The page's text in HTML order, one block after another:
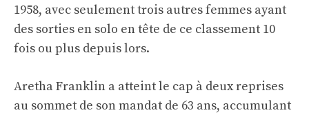
1958, avec seulement trois autres femmes ayant
des sorties en solo en tête de ce classement 10
fois ou plus depuis lors.
Aretha Franklin a atteint le cap à deux reprises
au sommet de son mandat de 63 ans, accumulant